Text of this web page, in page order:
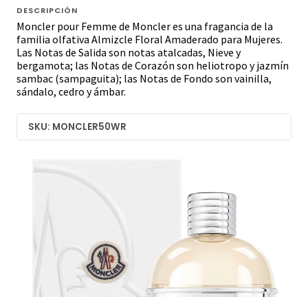
DESCRIPCIÓN
Moncler pour Femme de Moncler es una fragancia de la
familia olfativa Almizcle Floral Amaderado para Mujeres.
Las Notas de Salida son notas atalcadas, Nieve y
bergamota; las Notas de Corazón son heliotropo y jazmín
sambac (sampaguita); las Notas de Fondo son vainilla,
sándalo, cedro y ámbar.
SKU: MONCLER50WR